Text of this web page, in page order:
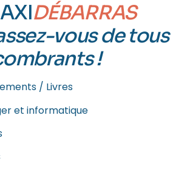
DÉBARRAS
vous de tous
!
/ Livres
et informatique